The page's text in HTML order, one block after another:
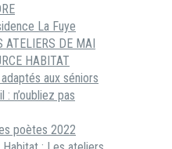
La Fuye
ATELIERS DE MAI
HABITAT
aux séniors
: n’oubliez pas
poètes 2022